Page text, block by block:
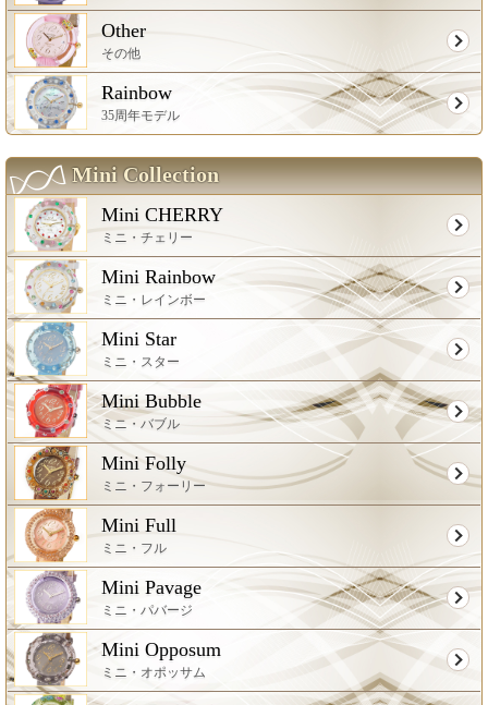
Other
その他
Rainbow
35周年モデル
Mini Collection
Mini CHERRY
ミニ・チェリー
Mini Rainbow
ミニ・レインボー
Mini Star
ミニ・スター
Mini Bubble
ミニ・バブル
Mini Folly
ミニ・フォーリー
Mini Full
ミニ・フル
Mini Pavage
ミニ・パバージ
Mini Opposum
ミニ・オポッサム